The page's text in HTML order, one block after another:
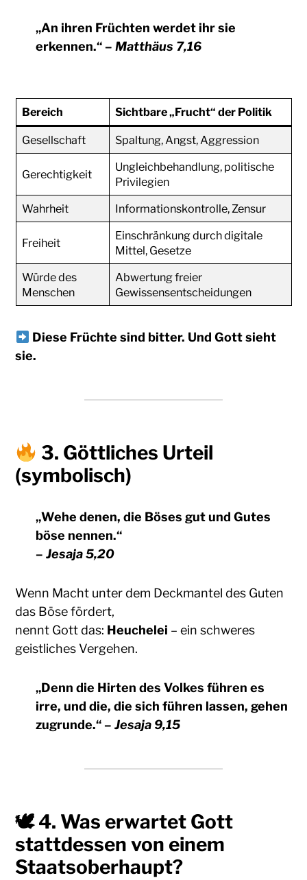
„An ihren Früchten werdet ihr sie
erkennen.“–Matthäus 7,16
Bereich Sichtbare „Frucht“ der Politik
Gesellschaft Spaltung, Angst, Aggression
Gerechtigkeit
Ungleichbehandlung, politische
Privilegien
Wahrheit
Informationskontrolle, Zensur
Freiheit
Einschränkung durch digitale
Mittel, Gesetze
Würde des
Menschen
Abwertung freier
Gewissensentscheidungen
Diese Früchte sind bitter. Und Gott sieht
sie.
3. Göttliches Urteil
(symbolisch)
„Wehe denen, die Böses gut und Gutes
böse nennen.“
–Jesaja 5,20
Wenn Macht unter dem Deckmantel des Guten
das Böse fördert,
nennt Gott das: Heuchelei – ein schweres
geistliches Vergehen.
„Denn die Hirten des Volkes führen es
irre, und die, die sich führen lassen, gehen
zugrunde.“–Jesaja 9,15
🕊 4. Was erwartet Gott
stattdessen von einem
Staatsoberhaupt?